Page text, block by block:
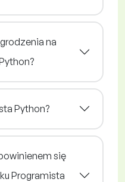
na
Python?
się
Programista